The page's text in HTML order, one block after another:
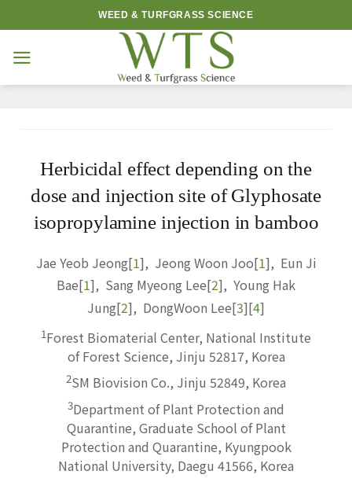
to
content
WEED & TURFGRASS SCIENCE
Herbicidal effect depending on the
dose and injection site of Glyphosate
isopropylamine injection in bamboo
Jae Yeob Jeong[1], Jeong Woon Joo[1], Eun Ji
Bae[1], Sang Myeong Lee[2], Young Hak
Jung[2], DongWoon Lee[3][4]
1Forest Biomaterial Center, National Institute
of Forest Science, Jinju 52817, Korea
2SM Biovision Co., Jinju 52849, Korea
3Department of Plant Protection and
Quarantine, Graduate School of Plant
Protection and Quarantine, Kyungpook
National University, Daegu 41566, Korea